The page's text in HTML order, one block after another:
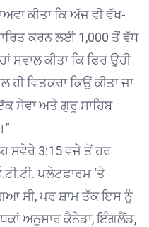
ਕੀਤਾ ਕਿ ਅੱਜ ਵੀ ਵੱਖ-
ਕਰਨ ਲਈ 1,000 ਤੋਂ ਵੱਧ
ਸਵਾਲ ਕੀਤਾ ਕਿ ਫਿਰ ਉਹੀ
ਹੀ ਵਿਤਕਰਾ ਕਿਉਂ ਕੀਤਾ ਜਾ
ਸੇਵਾ ਅਤੇ ਗੁਰੂ ਸਾਹਿਬ
ਸਵੇਰੇ 3:15 ਵਜੇ ਤੋਂ ਹਰ
ਪਲੇਟਫਾਰਮ ‘ਤੇ
ਸੀ, ਪਰ ਸ਼ਾਮ ਤੱਕ ਇਸ ਨੂੰ
ਅਨੁਸਾਰ ਕੈਨੇਡਾ, ਇੰਗਲੈਂਡ,